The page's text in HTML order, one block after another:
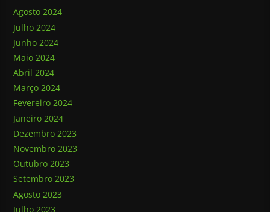
Agosto 2024
Julho 2024
Junho 2024
Maio 2024
Abril 2024
Março 2024
Fevereiro 2024
Janeiro 2024
Dezembro 2023
Novembro 2023
Outubro 2023
Setembro 2023
Agosto 2023
Julho 2023